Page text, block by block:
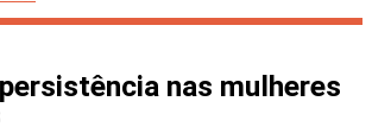
nas mulheres